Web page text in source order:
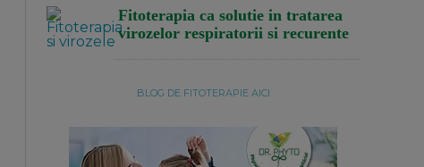
Fitoterapia ca solutie in tratarea
virozelor respiratorii si recurente
BLOG DE FITOTERAPIE AICI